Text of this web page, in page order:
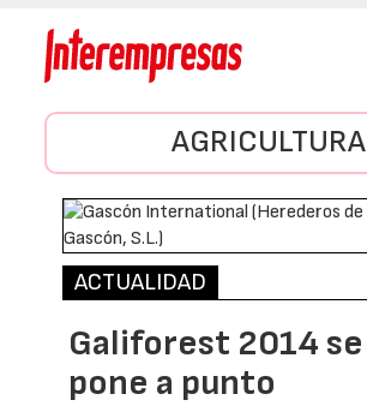
AGRICULTURA
ACTUALIDAD
Galiforest 2014 se
pone a punto